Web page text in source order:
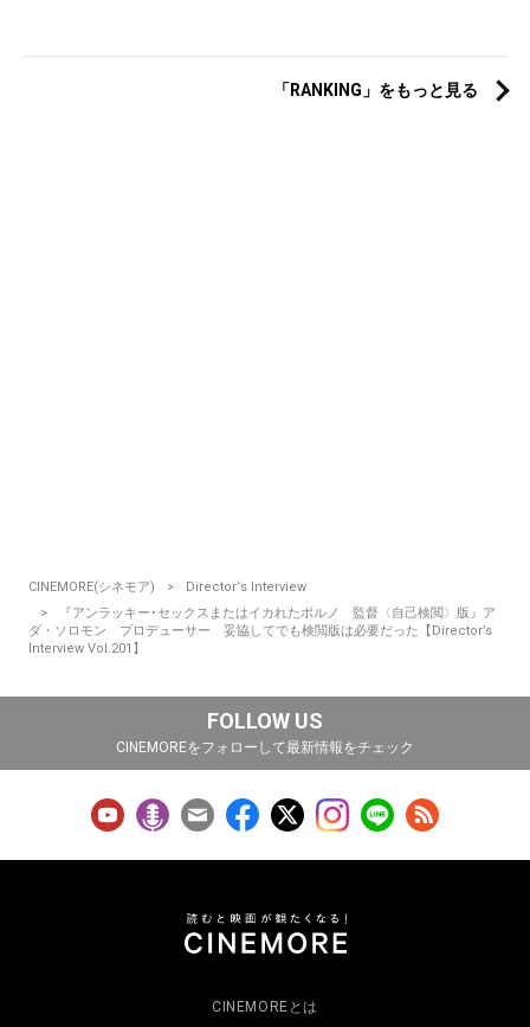
「RANKING」をもっと見る
CINEMORE(シネモア)
Director‘s Interview
『アンラッキー･セックスまたはイカれたポルノ 監督〈自己検閲〉版』ア
ダ・ソロモン プロデューサー 妥協してでも検閲版は必要だった【Director’s
Interview Vol.201】
FOLLOW US
CINEMOREをフォローして最新情報をチェック
CINEMOREとは